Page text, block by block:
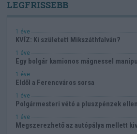
LEGFRISSEBB
1 éve
KVÍZ: Ki született Mikszáthfalván?
1 éve
Egy bolgár kamionos mágnessel
1 éve
Eldől a Ferencváros sorsa
1 éve
Polgármesteri vétó a pluszpénzek ellen
1 éve
Megszerezhető az autópálya mellett